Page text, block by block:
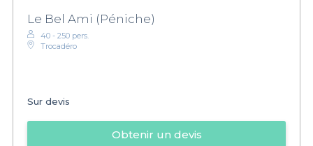
Le Bel Ami (Péniche)
40 - 250 pers.
Trocadéro
Sur devis
Obtenir un devis